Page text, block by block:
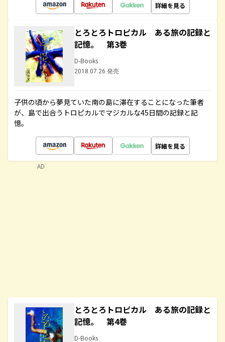
詳細を見る
とろとろトロピカル ある旅の記録と
記憶。 第3巻
D-Books
2018.07.26 発売
子供の頃から夢見ていた南の島に滞在することになった筆者
が、島で出合うトロピカルでマジカルな45日間の記録と記
憶。
詳細を見る
とろとろトロピカル ある旅の記録と
記憶。 第4巻
D-Books
AD